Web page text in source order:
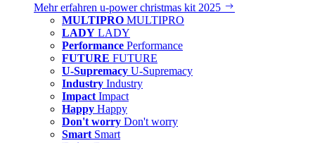
Mehr erfahren u‑power christmas kit 2025
MULTIPRO MULTIPRO
LADY LADY
Performance Performance
FUTURE FUTURE
U-Supremacy U-Supremacy
Industry Industry
Impact Impact
Happy Happy
Don't worry Don't worry
Smart Smart